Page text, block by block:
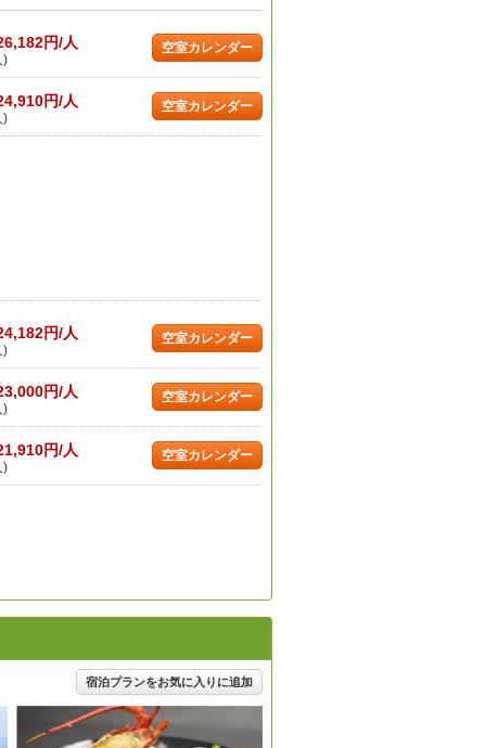
円/人
)
空室カレンダー
円/人
)
空室カレンダー
円/人
)
空室カレンダー
円/人
)
空室カレンダー
円/人
)
空室カレンダー
宿泊プランをお気に入りに追加